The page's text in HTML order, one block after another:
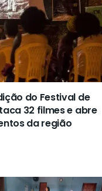
do Festival de
32 filmes e abre
da região